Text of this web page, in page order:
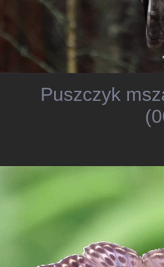
Puszczyk